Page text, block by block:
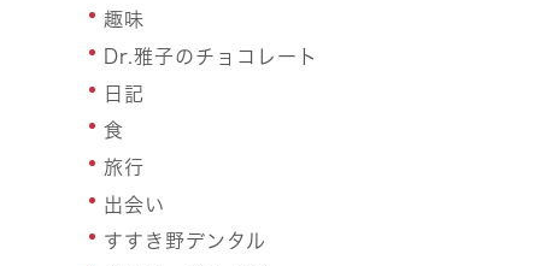
趣味
Dr.雅子のチョコレート
日記
食
旅行
出会い
すすき野デンタル